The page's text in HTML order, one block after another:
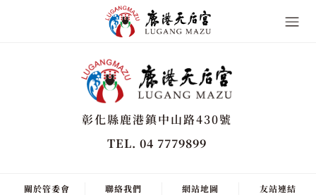
彰化縣鹿港鎮中山路430號
TEL. 04 7779899
關於管委會 聯絡我們 網站地圖 友站連結